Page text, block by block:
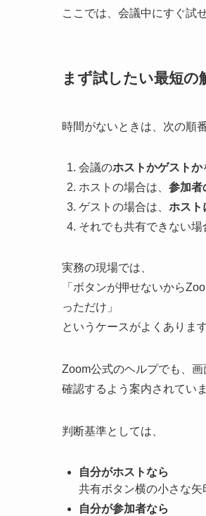
ここでは、会議中にすぐ試
まず試したい最短の
時間がないときは、次の順
会議のホストかゲストか
ホストの場合は、 参加者
ゲストの場合は、 ホスト
それでも共有できない場
実務の現場では、
「ボタンが押せないから
っただけ」
というケースがよくあります
Zoom公式のヘルプでも、
確認するよう案内されてい
判断基準としては、
自分がホストなら
共有ボタン横の小さな
自分が参加者なら